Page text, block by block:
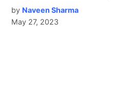
by Naveen Sharma
May 27, 2023